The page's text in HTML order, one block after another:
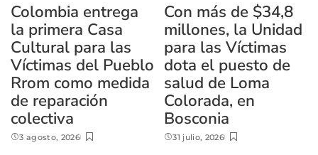
Colombia entrega
la primera Casa
Cultural para las
Víctimas del Pueblo
Rrom como medida
de reparación
colectiva
3 agosto, 2026
Con más de $34,8
millones, la Unidad
para las Víctimas
dota el puesto de
salud de Loma
Colorada, en
Bosconia
31 julio, 2026